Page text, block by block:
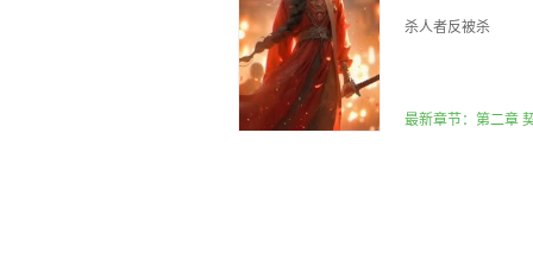
杀人者反被杀
最新章节：第二章